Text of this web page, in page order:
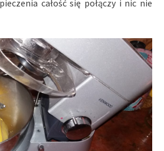
całość się połączy i nic nie